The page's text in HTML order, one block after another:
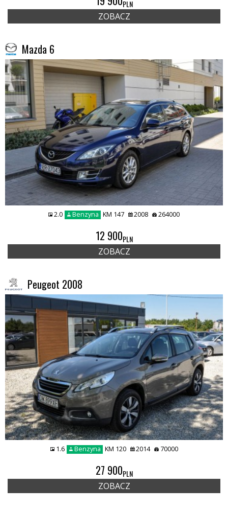
PLN
ZOBACZ
Mazda 6
2.0 Benzyna KM 147 2008 264000
12 900PLN
ZOBACZ
Peugeot 2008
1.6 Benzyna KM 120 2014 70000
27 900PLN
ZOBACZ